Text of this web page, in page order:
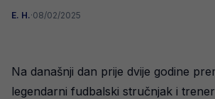
E. H.·08/02/2025
Na današnji dan prije dvije godine
legendarni fudbalski stručnjak i